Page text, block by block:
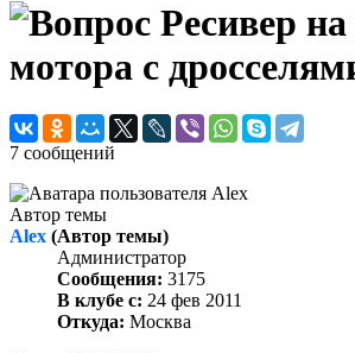
Ресивер на
мотора с
7 сообщений
Автор темы
Alex (Автор темы)
Администратор
Сообщения: 3175
В клубе с: 24 фев 2011
Откуда: Москва